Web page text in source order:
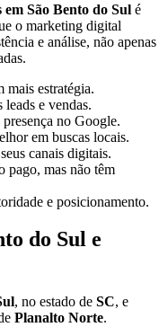
São Bento do Sul é
o marketing digital
e análise, não apenas
mais estratégia.
e vendas.
no Google.
em buscas locais.
canais digitais.
pago, mas não têm
e posicionamento.
do Sul e
, no estado de SC, e
Planalto Norte.